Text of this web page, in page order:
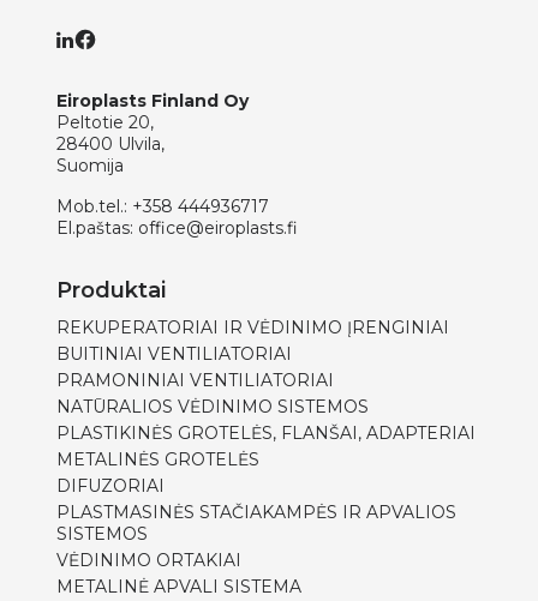
Eiroplasts Finland Oy
Peltotie 20,
28400 Ulvila,
Suomija
Mob.tel.: +358 444936717
El.paštas: office@eiroplasts.fi
Produktai
REKUPERATORIAI IR VĖDINIMO ĮRENGINIAI
BUITINIAI VENTILIATORIAI
PRAMONINIAI VENTILIATORIAI
NATŪRALIOS VĖDINIMO SISTEMOS
PLASTIKINĖS GROTELĖS, FLANŠAI, ADAPTERIAI
METALINĖS GROTELĖS
DIFUZORIAI
PLASTMASINĖS STAČIAKAMPĖS IR APVALIOS
SISTEMOS
VĖDINIMO ORTAKIAI
METALINĖ APVALI SISTEMA